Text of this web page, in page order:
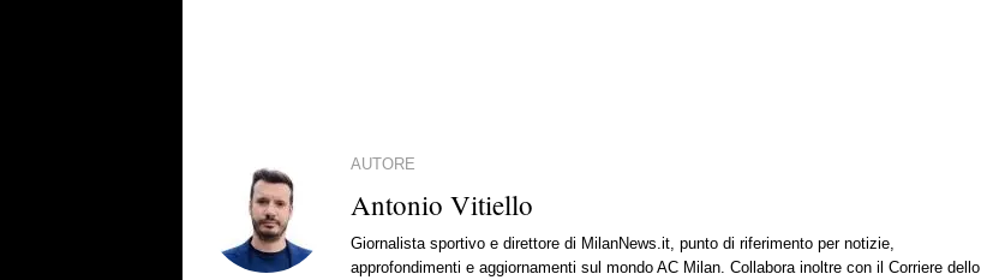
AUTORE
Antonio Vitiello
Giornalista sportivo e direttore di MilanNews.it, punto di riferimento per notizie,
approfondimenti e aggiornamenti sul mondo AC Milan. Collabora inoltre con il Corriere dello